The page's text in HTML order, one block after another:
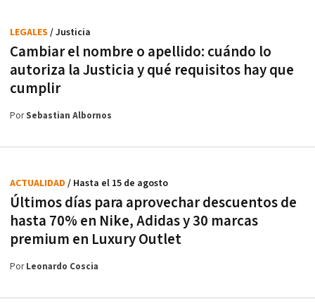
Cambiar el nombre o apellido: cuándo lo
autoriza la Justicia y qué requisitos hay que
cumplir
LEGALES / Justicia
PorSebastian Albornos
Últimos días para aprovechar descuentos de
hasta 70% en Nike, Adidas y 30 marcas
premium en Luxury Outlet
ACTUALIDAD / Hasta el 15 de agosto
PorLeonardo Coscia